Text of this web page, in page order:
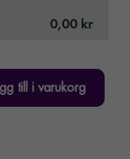
0,00 kr
till i varukorg